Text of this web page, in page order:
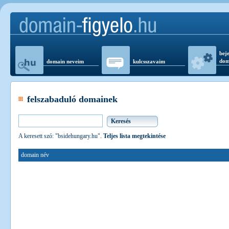
domain neveim kulcsszavaim
felszabaduló domainek
A keresett szó: "bsidehungary.hu". Teljes lista megtekintése
domain név